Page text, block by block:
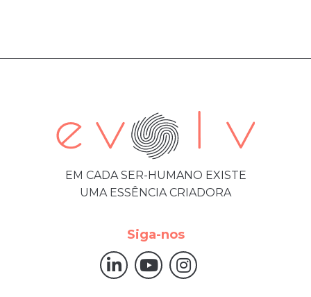
EM CADA SER-HUMANO EXISTE
UMA ESSÊNCIA CRIADORA
Siga-nos